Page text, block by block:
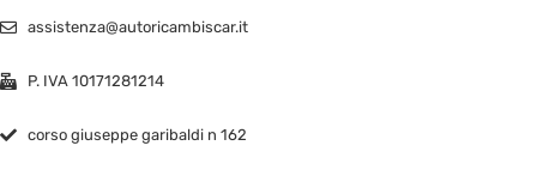
assistenza@autoricambiscar.it
P. IVA 10171281214
corso giuseppe garibaldi n 162